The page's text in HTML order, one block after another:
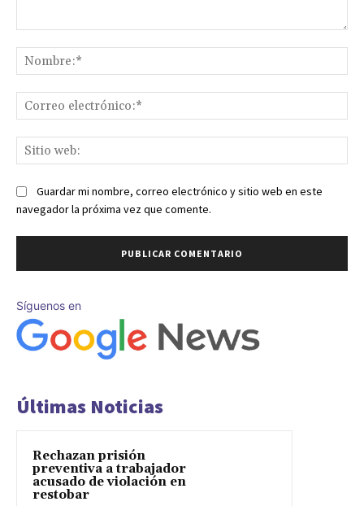
Guardar mi nombre, correo electrónico y sitio web en este
navegador la próxima vez que comente.
Síguenos en
Últimas Noticias
Rechazan prisión
preventiva a trabajador
acusado de violación en
restobar